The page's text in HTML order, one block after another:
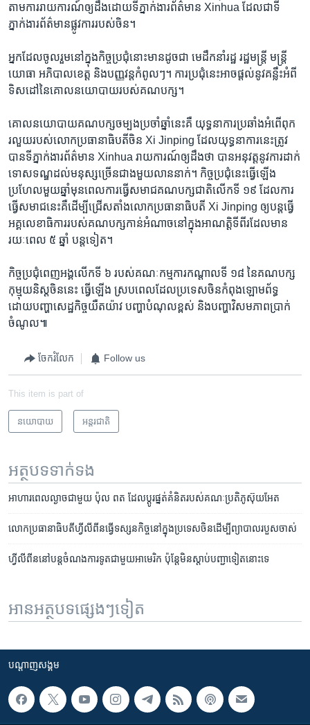
តាម​ការ​រាយការណ៍​ឲ្យ​ដឹង​ដោយ​ទីភ្នាក់ងារ​ព័ត៌មាន Xinhua ដែល​ជា​ទី
ភ្នាក់ងារ​ព័ត៌មាន​ផ្លូវការ​របស់​ចិន។
អ្នក​ដែល​ចូលរួម​នៅ​ក្នុង​កិច្ច​ប្រជុំ​នោះ​មាន​ដូចជា មេដឹកនាំ​រដ្ឋ រដ្ឋមន្ត្រី មន្ត្រី​
យោធា អភិបាល​ខេត្ត និង​បញ្ញវន្ត​កំពូលៗ។ ការ​ប្រជុំ​នេះ​អាច​ផ្ដល់​នូវ​គន្លឹះ​អំពី​
ទិសដៅ​នៃ​គោលនយោបាយ​របស់​គណបក្ស។
គោលនយោបាយ​គណបក្ស​ចម្បង​ប្រចាំ​ឆ្នាំ​នេះ​គឺ យុទ្ធនាការ​ប្រឆាំង​អំពើ​ពុក
រលួយ​របស់​លោក​ប្រធានាធិបតី​ចិន Xi Jinping ដែល​យុទ្ធនាការ​នេះ​ត្រូវ​
បាន​ទីភ្នាក់ងារ​ព័ត៌មាន Xinhua រាយការណ៍​ឲ្យ​ដឹង​ថា បាន​អនុវត្ត​នូវ​ការ​ដាក់​
ទោស​ទណ្ឌ​ដល់​មនុស្ស​ច្រើន​ជាង​មួយ​លាន​នាក់។ កិច្ច​ប្រជុំ​នេះ​ធ្វើ​ឡើង​
ប្រហែល​មួយ​ឆ្នាំ​មុន​ពេល​ការ​ធ្វើ​សមាជ​គណបក្ស​ជាតិ​លើក​ទី ១៩ ដែល​ការ​
ធ្វើ​សមាជ​នេះ​គឺ​ដើម្បី​ជ្រើស​តាំង​លោក​ប្រធានាធិបតី Xi Jinping ឲ្យ​បន្ត​ធ្វើ​
អគ្គលេខាធិការ​របស់​គណបក្ស​កាន់​អំណាច​នៅ​ក្នុង​អាណត្តិ​ទីពីរ​ដែល​មាន​
រយៈពេល ៥ ឆ្នាំ បន្ត​ទៀត។
កិច្ច​ប្រជុំ​ពេញ​អង្គ​លើក​ទី ៦ របស់​គណៈកម្មការ​កណ្ដាល​ទី ១៨ នៃ​គណបក្ស​
កុម្មុយនិស្ត​ចិន​នេះ ធ្វើ​ឡើង ស្រប​ពេល​ដែល​ប្រទេស​ចិន​កំពុង​ឡោម​ព័ទ្ធ​
ដោយ​បញ្ហា​សេដ្ឋកិច្ច​យឺតយ៉ាវ បញ្ហា​បំណុល​ខ្ពស់ និង​បញ្ហា​វិសមភាព​ប្រាក់​
ចំណូល៕
ចែករំលែក Follow us
This item is part of
នយោបាយ អន្តរជាតិ
អត្ថបទ​ទាក់ទង
អាហារ​ពេល​ល្ងាច​ជា​មួយ​ ​ប៉ុល ពត​ ដែល​ប្តូរ​ផ្នត់គំនិត​របស់​គណៈប្រតិភូ​ស៊ុយអែត
លោក​ប្រធានាធិបតី​ហ្វីលីពីន​ធ្វើ​ទស្សនកិច្ច​នៅ​ក្នុង​ប្រទេស​ចិន​ដើម្បី​ព្យាបាល​របួស​ចាស់
ហ្វីលីពីន​នៅ​បន្ត​ចំណង​ការទូត​ជាមួយ​អាមេរិក​ ប៉ុន្តែ​មិន​ស្តាប់​​បញ្ជា​ទៀត​នោះ​ទេ
អានអត្ថបទផ្សេងៗទៀត
បណ្តាញ​សង្គម